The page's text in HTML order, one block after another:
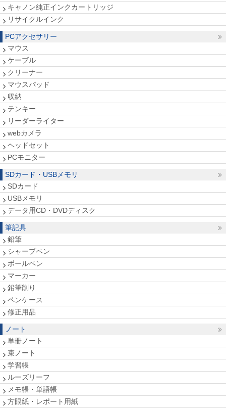
キャノン純正インクカートリッジ
リサイクルインク
PCアクセサリー
マウス
ケーブル
クリーナー
マウスパッド
収納
テンキー
リーダーライター
webカメラ
ヘッドセット
PCモニター
SDカード・USBメモリ
SDカード
USBメモリ
データ用CD・DVDディスク
筆記具
鉛筆
シャープペン
ボールペン
マーカー
鉛筆削り
ペンケース
修正用品
ノート
単冊ノート
束ノート
学習帳
ルーズリーフ
メモ帳・単語帳
方眼紙・レポート用紙